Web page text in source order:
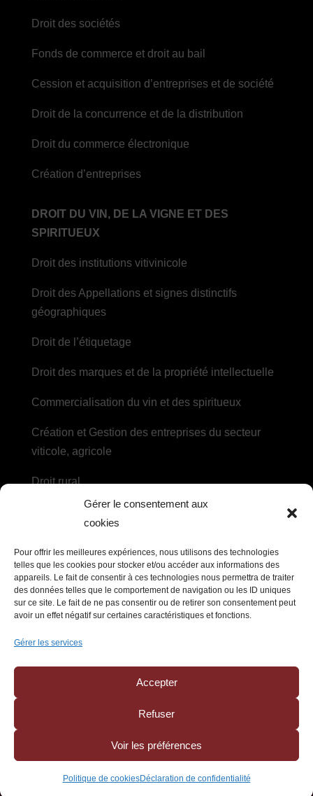
Gérer le consentement aux
cookies
Pour offrir les meilleures expériences, nous utilisons des technologies
telles que les cookies pour stocker et/ou accéder aux informations des
appareils. Le fait de consentir à ces technologies nous permettra de traiter
des données telles que le comportement de navigation ou les ID uniques
sur ce site. Le fait de ne pas consentir ou de retirer son consentement peut
avoir un effet négatif sur certaines caractéristiques et fonctions.
Gérer les services
Accepter
Refuser
Voir les préférences
Politique de cookiesDéclaration de confidentialité
Droit des sociétés
Fonds de commerce et droit au bail
Cession et acquisition d’entreprises et de société
Droit de la concurrence et de la distribution
Droit du commerce électronique
Création d’entreprises
DROIT DU VIN, DE LA VIGNE ET DES
SPIRITUEUX
Droit des institutions vitivinicole
Droit des Appellations et signes distinctifs
géographiques
Droit de l’étiquetage
Droit des marques et de la propriété intellectuelle
Commercialisation du vin et des spiritueux
Création et Gestion des entreprises du secteur
viticole, agricole
Droit rural
Droit des sociétés agricoles et des coopératives
DROIT DU TRAVAIL
Recrutement, embauche et contrat de travail
Litiges et ruptures du contrat de travail, relations
Politique de confidentialité–
Création : © Studio Mund – Développement : ©
Agence Inaativ